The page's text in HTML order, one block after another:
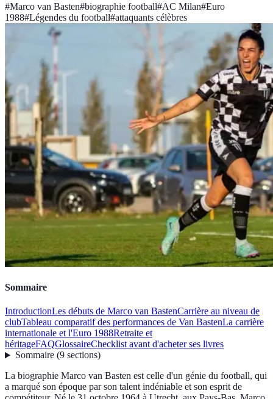
#Marco van Basten#biographie football#AC Milan#Euro
1988#Légendes du football#attaquants célèbres
Sommaire
IntroductionLes débuts de Marco van BastenCarrière au niveau de
clubTableau comparatif des performances de Van BastenLa carrière
internationale et l'Euro 1988Retraite et
héritageFAQGlossaireChecklist avant d'acheter ses livres
Sommaire(9 sections)
La biographie Marco van Basten est celle d'un génie du football, qui
a marqué son époque par son talent indéniable et son esprit de